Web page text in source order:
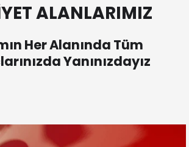
ALANLARIMIZ
Her Alanında Tüm
Yanınızdayız